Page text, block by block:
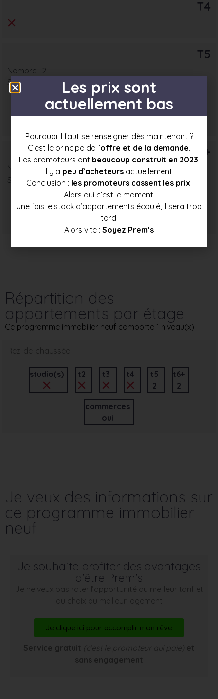
T4
T5
Nombre : 2
Surface moyenne : 78 m²
Prix mini Prix moyen Prix max
T6+
Nombre : 2
Surface moyenne : 90 m²
Prix mini Prix moyen
370 000 €
Prix max
Répartition des
appartements par étage
Ce programme immobilier neuf comporte 1 niveau(x)
Rez-de-chaussée
studio(s) t2 t3 t4
t5
2
t6+
2
commerces
oui
Je veux des informations sur
ce programme immobilier
neuf
Je souhaite profiter des avantages
d'être Prem's
Je ne veux pas rater l’opportunité du meilleur tarif et
du choix du meilleur logement
Je clique ici pour accomplir mon rêve
Service gratuit (c’est le promoteur qui paie) et
sans engagement
Les prix sont
actuellement bas
Pourquoi il faut se renseigner dès maintenant ?
C’est le principe de l’offre et de la demande.
Les promoteurs ont beaucoup construit en 2023.
Il y a peu d’acheteurs actuellement.
Conclusion : les promoteurs cassent les prix.
Alors oui c’est le moment.
Une fois le stock d’appartements écoulé, il sera trop
tard.
Alors vite : Soyez Prem’s